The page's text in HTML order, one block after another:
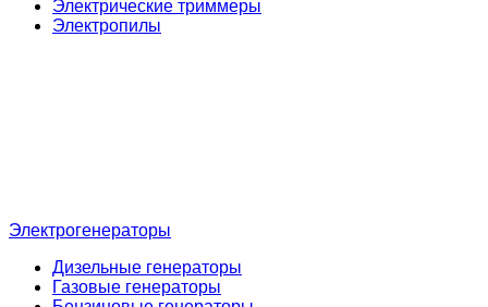
Электрические триммеры
Электропилы
Электрогенераторы
Дизельные генераторы
Газовые генераторы